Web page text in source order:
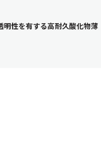
明性を有する高耐久酸化物薄